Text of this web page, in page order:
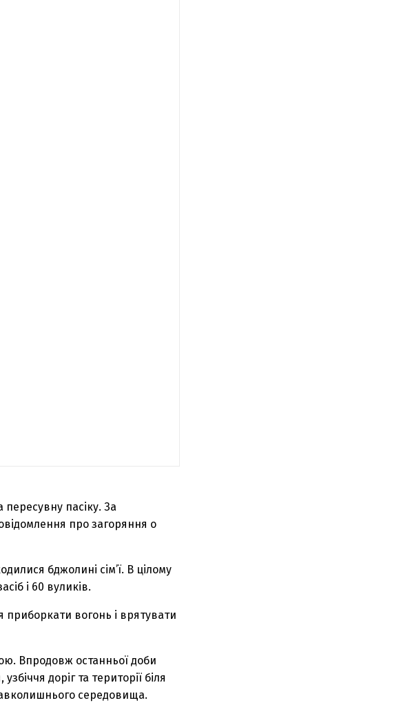
пасіку. За
про загоряння о
бджолині сім’ї. В цілому
і 60 вуликів.
вогонь і врятувати
Впродовж останньої доби
доріг та території біля
середовища.